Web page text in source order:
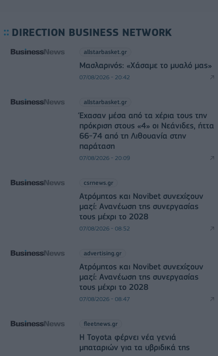
DIRECTION BUSINESS NETWORK
allstarbasket.gr
Μασλαρινός: «Χάσαμε το μυαλό μας»
07/08/2026 - 20:42
allstarbasket.gr
Έχασαν μέσα από τα χέρια τους την
πρόκριση στους «4» οι Νεάνιδες, ήττα
66-74 από τη Λιθουανία στην
παράταση
07/08/2026 - 20:09
csrnews.gr
Ατρόμητος και Novibet συνεχίζουν
μαζί: Ανανέωση της συνεργασίας
τους μέχρι το 2028
07/08/2026 - 08:52
advertising.gr
Ατρόμητος και Novibet συνεχίζουν
μαζί: Ανανέωση της συνεργασίας
τους μέχρι το 2028
07/08/2026 - 08:47
fleetnews.gr
Η Toyota φέρνει νέα γενιά
μπαταριών για τα υβριδικά της